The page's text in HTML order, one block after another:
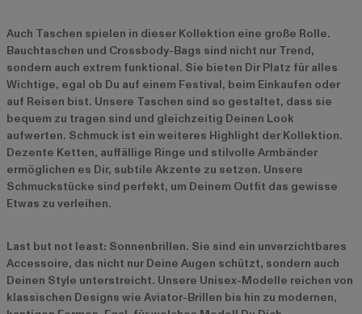
Auch Taschen spielen in dieser Kollektion eine große Rolle.
Bauchtaschen und Crossbody-Bags sind nicht nur Trend,
sondern auch extrem funktional. Sie bieten Dir Platz für alles
Wichtige, egal ob Du auf einem Festival, beim Einkaufen oder
auf Reisen bist. Unsere Taschen sind so gestaltet, dass sie
bequem zu tragen sind und gleichzeitig Deinen Look
aufwerten. Schmuck ist ein weiteres Highlight der Kollektion.
Dezente Ketten, auffällige Ringe und stilvolle Armbänder
ermöglichen es Dir, subtile Akzente zu setzen. Unsere
Schmuckstücke sind perfekt, um Deinem Outfit das gewisse
Etwas zu verleihen.
Last but not least: Sonnenbrillen. Sie sind ein unverzichtbares
Accessoire, das nicht nur Deine Augen schützt, sondern auch
Deinen Style unterstreicht. Unsere Unisex-Modelle reichen von
klassischen Designs wie Aviator-Brillen bis hin zu modernen,